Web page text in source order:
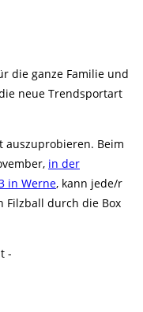
die ganze Familie und
neue Trendsportart
auszuprobieren. Beim
in der
in Werne, kann jede/r
Filzball durch die Box
-